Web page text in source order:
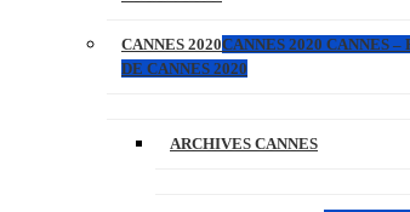
CANNES 2020CANNES 2020 CANNES
DE CANNES 2020
ARCHIVES CANNES